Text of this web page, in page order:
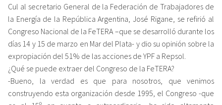
Cul al secretario General de la Federación de Trabajadores de
la Energía de la República Argentina, José Rigane, se refirió al
Congreso Nacional de la FeTERA –que se desarrolló durante los
días 14 y 15 de marzo en Mar del Plata- y dio su opinión sobre la
expropiación del 51% de las acciones de YPF a Repsol.
¿Qué se puede extraer del Congreso de la FeTERA?
-Bueno, la verdad es que para nosotros, que venimos
construyendo esta organización desde 1995, el Congreso -que